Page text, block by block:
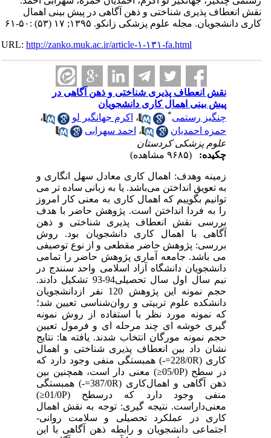
پذیری شناختی و ذهن آگاهی در پیش بینی اهمال
مجله علوم پزشکی زانکو. ۱۳۹۵; ۱۷ (۵۳) :۵۰-۶۱
URL:http://zanko.muk.ac.ir/article-۱-۱۳۱-fa.html
نقش انعطاف پذیری شناختی و ذهن آگاهی در
پیش بینی اهمال کاری دانشجویان
چنگیز رستمی * ،اکرم جهانگیر لو
،
حمزه احمدیان
،احمد سهرابی
علوم پزشکی کردستان
زمینه وهدف: اهمال کاری معادل سهل انگاری و
به تعویق انداختن می‌باشد. یا به زبانی ساده تر می
توانیم بگوییم که اهمال کاری به معنی کار امروز
را به فردا انداختن است. پژوهش حاضر با هدف
بررسی نقش انعطاف پذیری شناختی و ذهن
آگاهی با اهمال کاری دانشجویان بود. روش
بررسی: پژوهش حاضر مقطعی و از نوع توصیفی
می باشد. جامعه آماری پژوهش حاضر را تمامی
دانشجویان دانشگاه آزاد اسلامی واحد سنندج در
نیم سال اول سال تحصیلی94-93 تشکیل دادند.
حجم نمونه این پژوهش 120 نفر ازدانشجویان
دانشکده علوم تربیتی و روان‌شناسی تعیین شد؛
که نمونه مورد نظر با استفاده از روش نمونه
گیری خوشه ای چند مرحله ای و فرمول تعیین
حجم نمونه مورگان انتخاب شدند. یافته ها: نتایج
نشان داد بین انعطاف پذیری شناختی و اهمال
کاری (228/0R=-) همبستگی منفی وجود دارد که
در سطح (05/0P≤) معنی دار است، همچنین بین
ذهن آگاهی و اهمال‌کاری (387/0R=-) همبستگی
منفی وجود دارد که درسطح (01/0P≤)
معنی‌داراست. نتیجه گیری: توجه به نقش اهمال
کاری در عملکرد تحصیلی و سلامت روانی-
اجتماعی دانشجویان و رابطه ذهن آگاهی با این